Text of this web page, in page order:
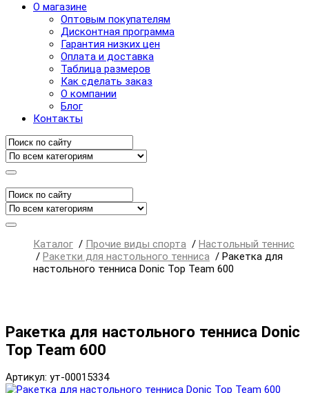
О магазине
Оптовым покупателям
Дисконтная программа
Гарантия низких цен
Оплата и доставка
Таблица размеров
Как сделать заказ
О компании
Блог
Контакты
Каталог / Прочие виды спорта / Настольный теннис
/ Ракетки для настольного тенниса / Ракетка для
настольного тенниса Donic Top Team 600
Ракетка для настольного тенниса Donic
Top Team 600
Артикул: ут-00015334